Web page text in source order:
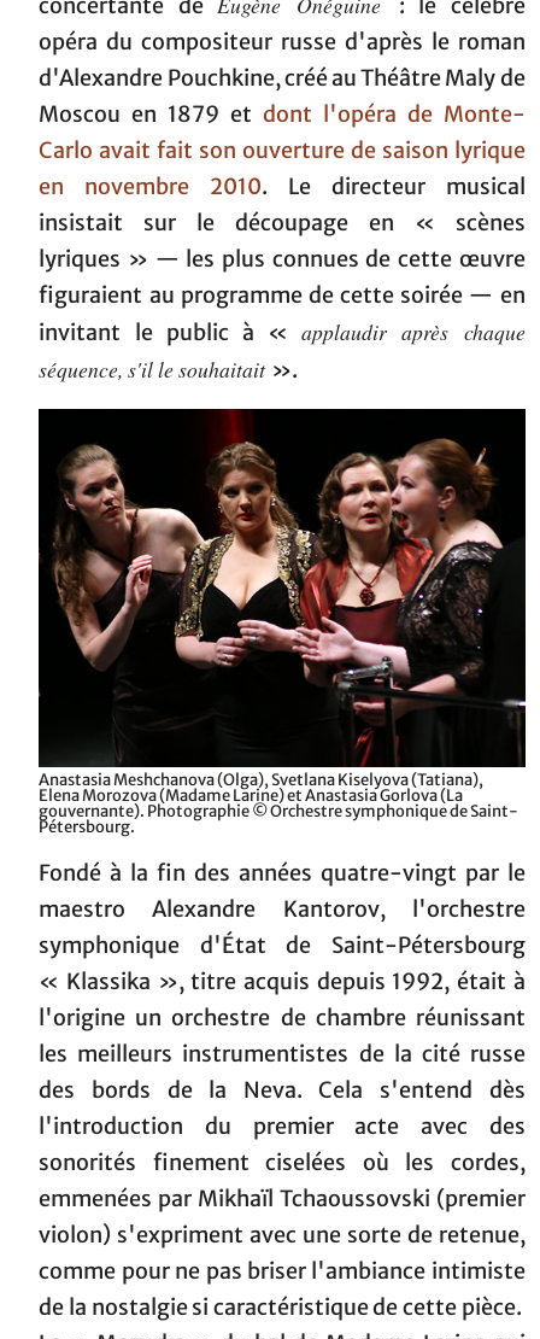
concertante de
: le célèbre
opéra du compositeur russe d'après le roman
d'Alexandre Pouchkine, créé au Théâtre Maly de
Moscou en 1879 et dont l'opéra de Monte-
Carlo avait fait son ouverture de saison lyrique
en novembre 2010. Le directeur musical
insistait sur le découpage en « scènes
lyriques » — les plus connues de cette œuvre
figuraient au programme de cette soirée — en
invitant le public à «applaudir après chaque
séquence, s'il le souhaitait ».
Anastasia Meshchanova (Olga), Svetlana Kiselyova (Tatiana),
Elena Morozova (Madame Larine) et Anastasia Gorlova (La
gouvernante). Photographie © Orchestre symphonique de Saint-
Pétersbourg.
Fondé à la fin des années quatre-vingt par le
maestro Alexandre Kantorov, l'orchestre
symphonique d'État de Saint-Pétersbourg
« Klassika », titre acquis depuis 1992, était à
l'origine un orchestre de chambre réunissant
les meilleurs instrumentistes de la cité russe
des bords de la Neva. Cela s'entend dès
l'introduction du premier acte avec des
sonorités finement ciselées où les cordes,
emmenées par Mikhaïl Tchaoussovski (premier
violon) s'expriment avec une sorte de retenue,
comme pour ne pas briser l'ambiance intimiste
de la nostalgie si caractéristique de cette pièce.